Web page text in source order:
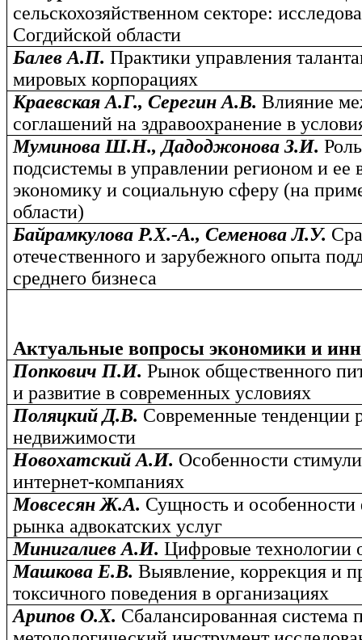
сельскохозяйственном секторе:
Согдийской области
Балев А.П.Практики управления
мировых корпорациях
Краевская А.Г., Серегин А.В.Влияние
соглашений на здравоохранение в
Муминова Ш.Н., Дадоджонова З.И.
подсистемы в управлении регионом и ее
экономику и социальную сферу (на
области)
Байрамкулова Р.Х.-А., Семенова Л.У.
отечественного и зарубежного опыта
среднего бизнеса
Актуальные вопросы экономики и
Попкович П.И.Рынок общественного
и развитие в современных условиях
Поляцкий Д.В. Современные тенденции
недвижимости
Новохатский А.И. Особенности
интернет-компаниях
Мовсесян Ж.А. Сущность и
рынка адвокатских услуг
Минигалиев А.И.Цифровые технологии
Машкова Е.В.Выявление, коррекция и
токсичного поведения в организациях
Арипов О.Х. Сбалансированная система